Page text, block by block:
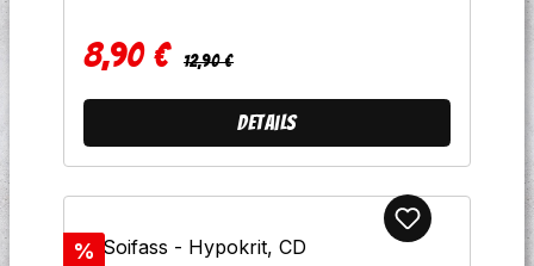
Verkaufspreis:
8,90 € Regulärer Preis:
12,90 €
Details
Rabatt
%